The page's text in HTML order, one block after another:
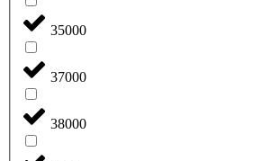
35000
37000
38000